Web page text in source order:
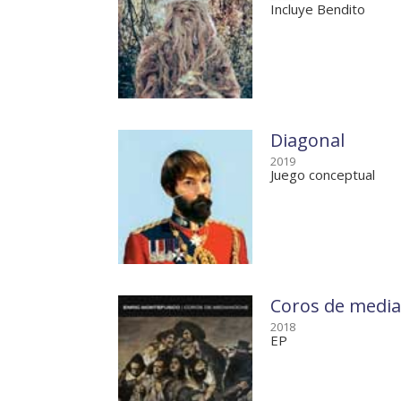
Incluye Bendito
Diagonal
2019
Juego conceptual
Coros de
2018
EP